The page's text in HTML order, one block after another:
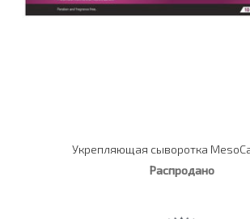
Укрепляющая сыворотка
Распродано